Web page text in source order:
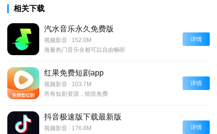
相关下载
汽水音乐永久免费版
视频影音
152.0M
海量热门音乐全都可以自由畅听
详情
红果免费短剧app
视频影音
103.7M
所有短剧资源，统统免费
详情
抖音极速版下载最新版
视频影音
176.8M
详情